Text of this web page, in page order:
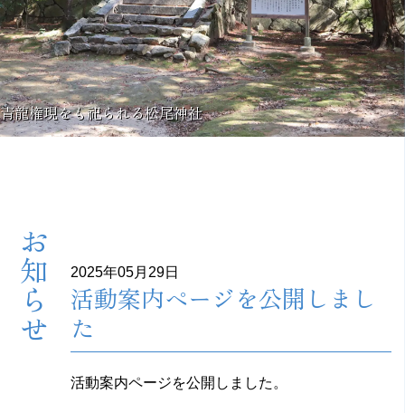
青龍権現をも祀られる松尾神社
お知らせ 2025年05月29日
活動案内ページを公開しまし
た
活動案内ページを公開しました。